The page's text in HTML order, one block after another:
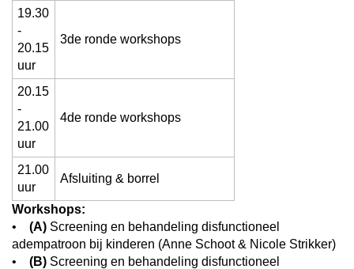
19.30
-
20.15
uur
3de ronde workshops
20.15
-
21.00
uur
4de ronde workshops
21.00
uur
Afsluiting & borrel
Workshops:
•
(A) Screening en behandeling disfunctioneel
adempatroon bij kinderen (Anne Schoot & Nicole Strikker)
• (B) Screening en behandeling disfunctioneel